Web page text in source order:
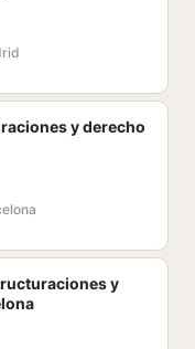
y derecho
y